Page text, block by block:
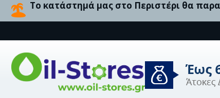
Το κατάστημά μας στο Περιστέρι θα